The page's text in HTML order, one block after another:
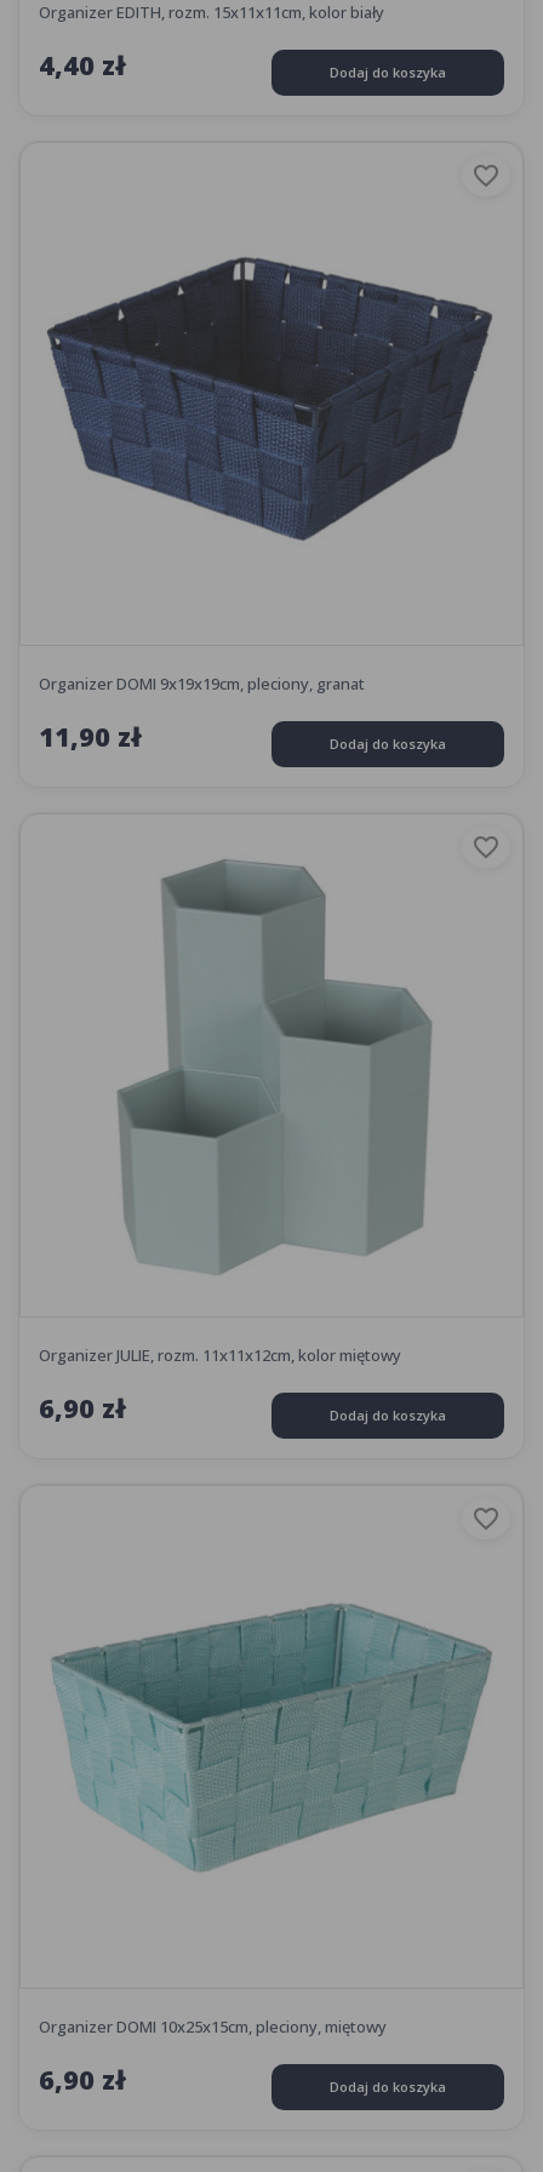
Organizer EDITH, rozm. 15x11x11cm, kolor biały
4,40 zł Dodaj do koszyka
favorite_border
Organizer DOMI 9x19x19cm, pleciony, granat
11,90 zł Dodaj do koszyka
favorite_border
Organizer JULIE, rozm. 11x11x12cm, kolor miętowy
6,90 zł Dodaj do koszyka
favorite_border
Organizer DOMI 10x25x15cm, pleciony, miętowy
6,90 zł Dodaj do koszyka